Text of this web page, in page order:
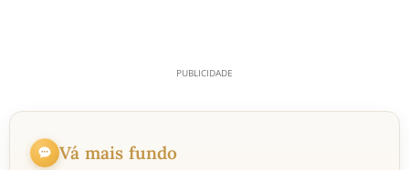
Vá mais fundo